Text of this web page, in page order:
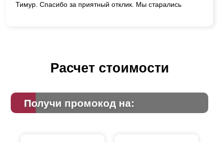
Тимур. Спасибо за приятный отклик. Мы старались
Расчет стоимости
Получи промокод на: